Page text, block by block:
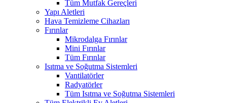
Tüm Mutfak Gereçleri
Yapı Aletleri
Hava Temizleme Cihazları
Fırınlar
Mikrodalga Fırınlar
Mini Fırınlar
Tüm Fırınlar
Isıtma ve Soğutma Sistemleri
Vantilatörler
Radyatörler
Tüm Isıtma ve Soğutma Sistemleri